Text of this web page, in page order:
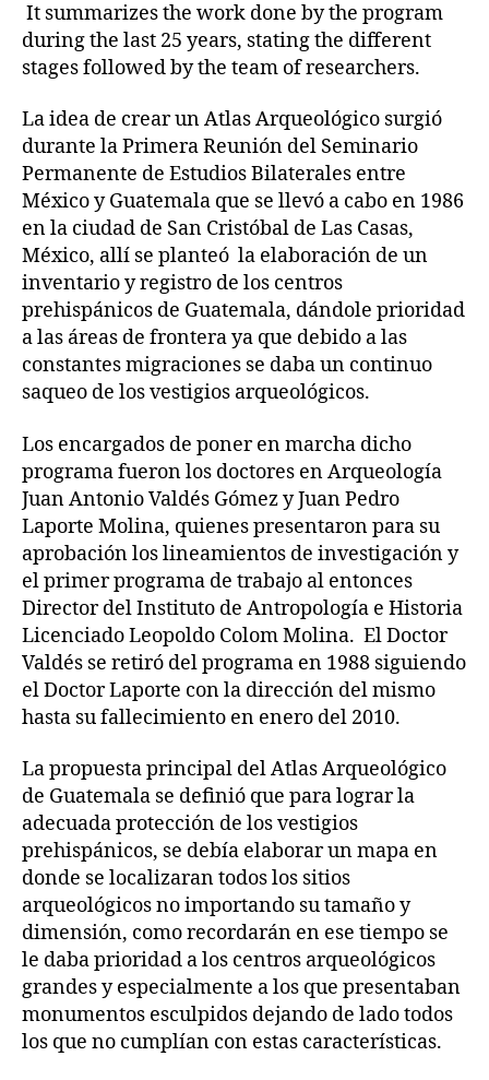
It summarizes the work done by the program
during the last 25 years, stating the different
stages followed by the team of researchers.
La idea de crear un Atlas Arqueológico surgió
durante la Primera Reunión del Seminario
Permanente de Estudios Bilaterales entre
México y Guatemala que se llevó a cabo en 1986
en la ciudad de San Cristóbal de Las Casas,
México, allí se planteó la elaboración de un
inventario y registro de los centros
prehispánicos de Guatemala, dándole prioridad
a las áreas de frontera ya que debido a las
constantes migraciones se daba un continuo
saqueo de los vestigios arqueológicos.
Los encargados de poner en marcha dicho
programa fueron los doctores en Arqueología
Juan Antonio Valdés Gómez y Juan Pedro
Laporte Molina, quienes presentaron para su
aprobación los lineamientos de investigación y
el primer programa de trabajo al entonces
Director del Instituto de Antropología e Historia
Licenciado Leopoldo Colom Molina. El Doctor
Valdés se retiró del programa en 1988 siguiendo
el Doctor Laporte con la dirección del mismo
hasta su fallecimiento en enero del 2010.
La propuesta principal del Atlas Arqueológico
de Guatemala se definió que para lograr la
adecuada protección de los vestigios
prehispánicos, se debía elaborar un mapa en
donde se localizaran todos los sitios
arqueológicos no importando su tamaño y
dimensión, como recordarán en ese tiempo se
le daba prioridad a los centros arqueológicos
grandes y especialmente a los que presentaban
monumentos esculpidos dejando de lado todos
los que no cumplían con estas características.